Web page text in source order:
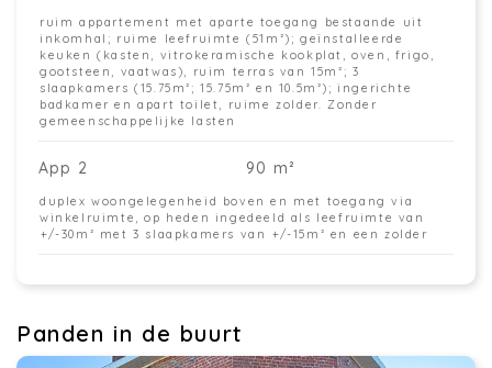
ruim appartement met aparte toegang bestaande uit
inkomhal; ruime leefruimte (51m²); geïnstalleerde
keuken (kasten, vitrokeramische kookplat, oven, frigo,
gootsteen, vaatwas), ruim terras van 15m²; 3
slaapkamers (15.75m²; 15.75m² en 10.5m²); ingerichte
badkamer en apart toilet, ruime zolder. Zonder
gemeenschappelijke lasten
App 2 90 m²
duplex woongelegenheid boven en met toegang via
winkelruimte, op heden ingedeeld als leefruimte van
+/-30m² met 3 slaapkamers van +/-15m² en een zolder
Panden in de buurt